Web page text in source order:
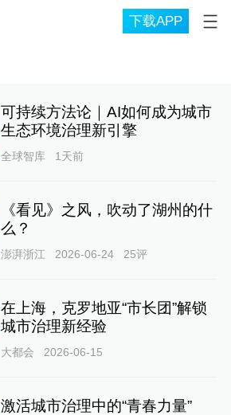
下载APP
可持续方法论｜AI如何成为城市
生态环境治理新引擎
全球智库 1天前
《看见》之风，吹动了湖州的什
么？
澎湃浙江 2026-06-24 25评
在上海，克罗地亚“市长团”解锁
城市治理新经验
大都会 2026-06-15
激活城市治理中的“青春力量”